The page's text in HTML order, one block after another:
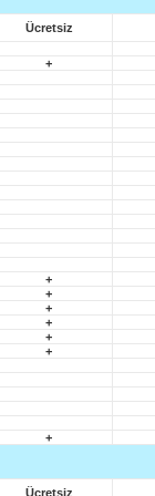
Ücretsiz
+
+
+
+
+
+
+
+
Ücretsiz